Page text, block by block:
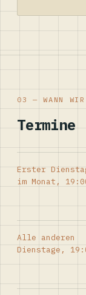
03 — WANN WIR
Termine
Erster
im Monat,
Alle anderen
Dienstage,